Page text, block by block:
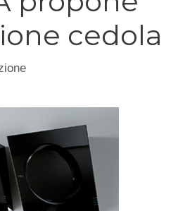
cedola